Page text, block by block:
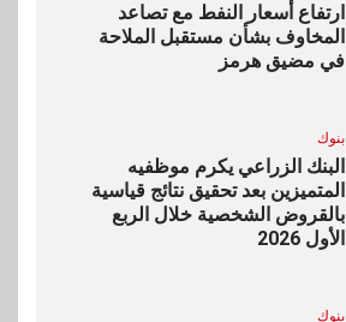
ارتفاع أسعار النفط مع تصاعد
المخاوف بشأن مستقبل الملاحة
في مضيق هرمز
بنوك
البنك الزراعي يكرم موظفيه
المتميزين بعد تحقيق نتائج قياسية
بالقروض الشخصية خلال الربع
الأول 2026
بنوك